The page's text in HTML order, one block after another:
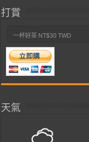
打賞
天氣